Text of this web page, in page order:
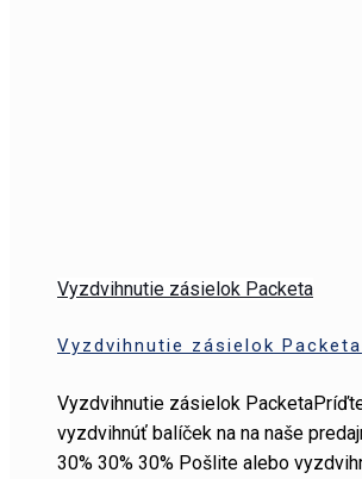
Vyzdvihnutie zásielok Packeta
Vyzdvihnutie zásielok Packeta
Vyzdvihnutie zásielok
vyzdvihnúť balíček na na naše
30% 30% 30% Pošlite alebo